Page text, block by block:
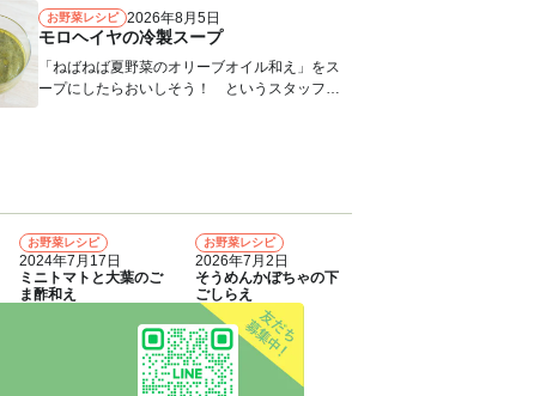
お野菜レシピ 2026年8月5日
モロヘイヤの冷製スープ
「ねばねば夏野菜のオリーブオイル和え」をス
ープにしたらおいしそう！ というスタッフの
4
お野菜レシピ
2024年7月17日
ミニトマトと大葉のご
ま酢和え
5
お野菜レシピ
2026年7月2日
そうめんかぼちゃの下
ごしらえ